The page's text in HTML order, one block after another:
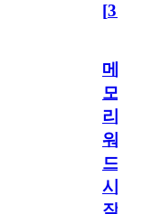
[31
메
모
리
워
드
시
작